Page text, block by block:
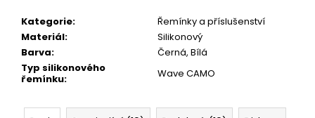
Kategorie:
Řemínky a příslušenství
Materiál:
Silikonový
Barva:
Černá, Bílá
Typ silikonového
řemínku: Wave CAMO